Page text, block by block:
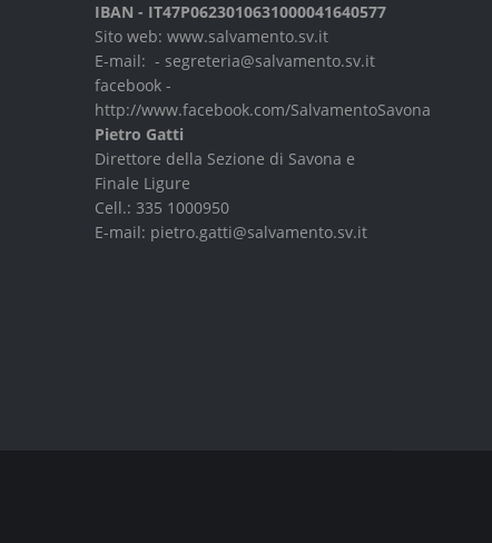
IBAN - IT47P0623010631000041640577
Sito web: www.salvamento.sv.it
E-mail: - segreteria@salvamento.sv.it
facebook -
http://www.facebook.com/SalvamentoSavona
Pietro Gatti
Direttore della Sezione di Savona e
Finale Ligure
Cell.: 335 1000950
E-mail: pietro.gatti@salvamento.sv.it